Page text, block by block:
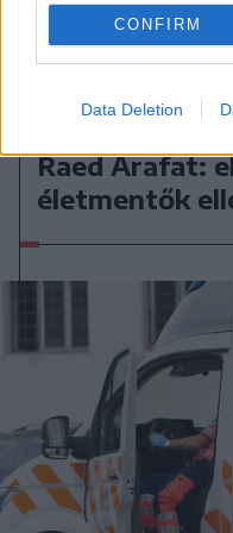
CONFIRM
Data Deletion
2026. augusztus 09.,
Raed Arafat:
életmentők